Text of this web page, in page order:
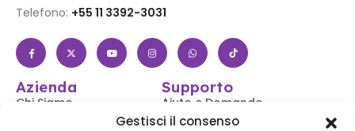
Gestisci il consenso
Telefono: +55 11 3392-3031
Azienda
Chi Siamo
Supporto
Aiuto e Domande
Frequenti